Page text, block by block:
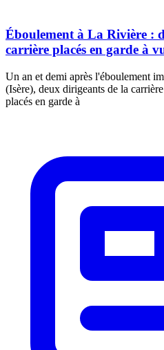
Éboulement à La Rivière :
carrière placés en garde à
Un an et demi après l'éboulement
(Isère), deux dirigeants de la
placés en garde à